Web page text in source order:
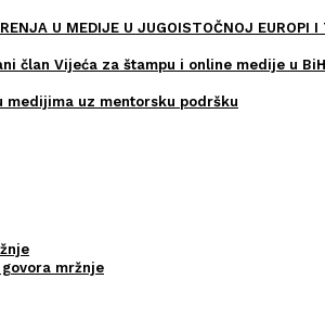
U MEDIJE U JUGOISTOČNOJ EUROPI I
član Vijeća za štampu i online medije u BiH
medijima uz mentorsku podršku
mržnje